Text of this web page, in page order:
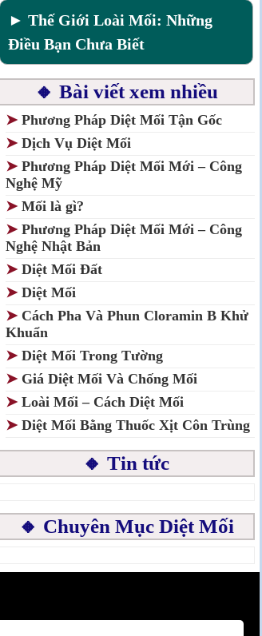
► Thế Giới Loài Mối: Những
Điều Bạn Chưa Biết
🔸 Bài viết xem nhiều
➤ Phương Pháp Diệt Mối Tận Gốc
➤ Dịch Vụ Diệt Mối
➤ Phương Pháp Diệt Mối Mới – Công
Nghệ Mỹ
➤ Mối là gì?
➤ Phương Pháp Diệt Mối Mới – Công
Nghệ Nhật Bản
➤ Diệt Mối Đất
➤ Diệt Mối
➤ Cách Pha Và Phun Cloramin B Khử
Khuẩn
➤ Diệt Mối Trong Tường
➤ Giá Diệt Mối Và Chống Mối
➤ Loài Mối – Cách Diệt Mối
➤ Diệt Mối Bằng Thuốc Xịt Côn Trùng
🔸 Tin tức
🔸 Chuyên Mục Diệt Mối